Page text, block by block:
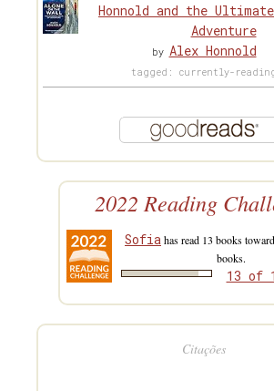
Honnold and the
Adventure
by Alex Honnold
tagged: currently-
2022 Reading
Sofia has read 13 books
books.
13 of
Citações